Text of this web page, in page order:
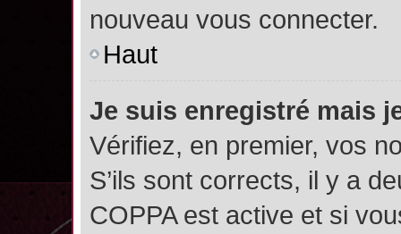
nouveau vous connecter.
Haut
Je suis enregistré mais
Vérifiez, en premier, vos
S’ils sont corrects, il y a
COPPA est active et si